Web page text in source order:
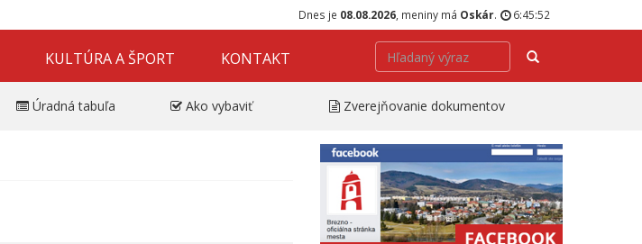
Dnes je 08.08.2026 , meniny má Oskár. 6:45:53
KULTÚRA A ŠPORT KONTAKT Hľadať
Úradná tabuľa Ako vybaviť Zverejňovanie dokumentov